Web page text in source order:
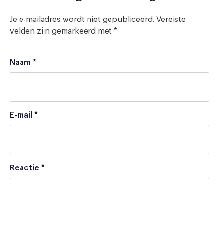
Je e-mailadres wordt niet gepubliceerd. Vereiste
velden zijn gemarkeerd met *
Naam *
E-mail *
Reactie *